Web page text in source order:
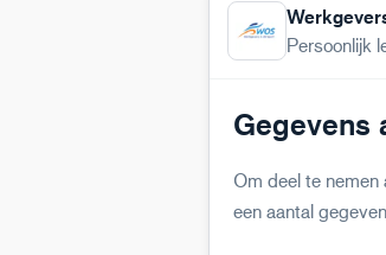
Persoonlijk
Gegevens
Om deel te
een aantal